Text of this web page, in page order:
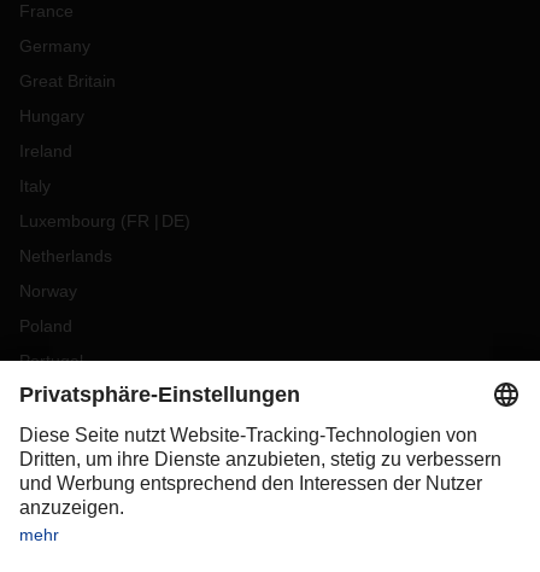
France
Germany
Great Britain
Hungary
Ireland
Italy
Luxembourg (FR DE)
Netherlands
Norway
Poland
Portugal
Romania
Slovakia
Spain
Sweden
Switzerland